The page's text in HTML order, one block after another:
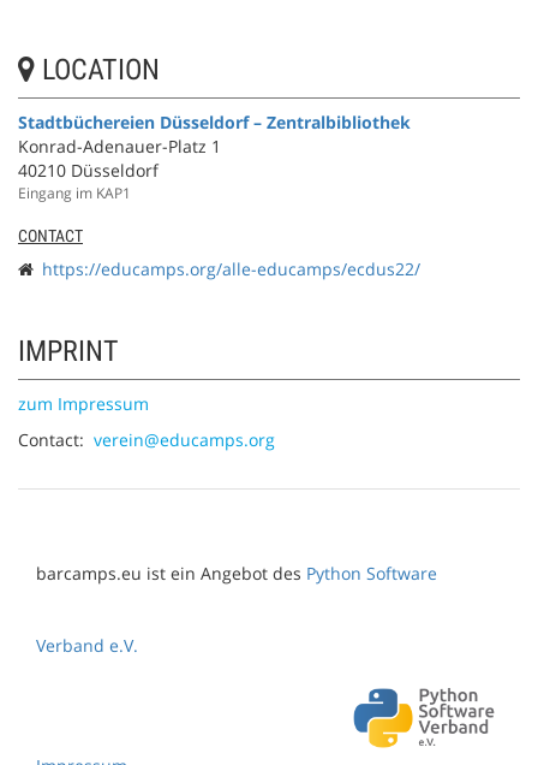
LOCATION
Stadtbüchereien Düsseldorf – Zentralbibliothek
Konrad-Adenauer-Platz 1
40210 Düsseldorf
Eingang im KAP1
CONTACT
https://educamps.org/alle-educamps/ecdus22/
IMPRINT
zum Impressum
Contact: verein@educamps.org
barcamps.eu ist ein Angebot des Python Software
Verband e.V.